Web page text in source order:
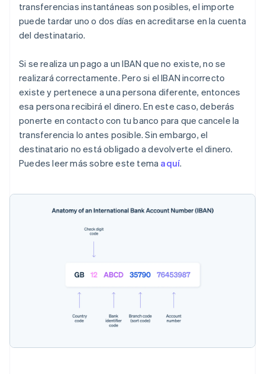
transferencias instantáneas son posibles, el importe
puede tardar uno o dos días en acreditarse en la cuenta
del destinatario.
Si se realiza un pago a un IBAN que no existe, no se
realizará correctamente. Pero si el IBAN incorrecto
existe y pertenece a una persona diferente, entonces
esa persona recibirá el dinero. En este caso, deberás
ponerte en contacto con tu banco para que cancele la
transferencia lo antes posible. Sin embargo, el
destinatario no está obligado a devolverte el dinero.
Puedes leer más sobre este tema aquí.